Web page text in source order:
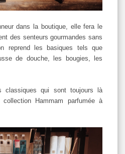
dans la boutique, elle fera le
des senteurs gourmandes sans
reprend les basiques tels que
de douche, les bougies, les
qui sont toujours là
Hammam parfumée à